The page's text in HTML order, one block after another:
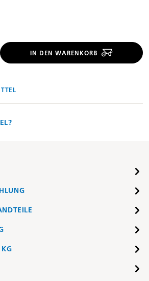
des Produktes
IN DEN WARENKORB